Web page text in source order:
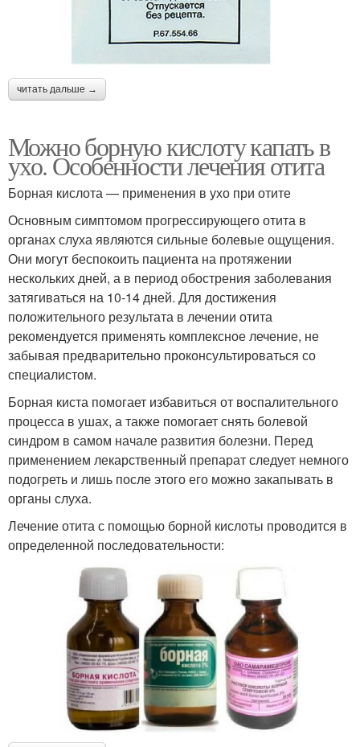
читать дальше →
Можно борную кислоту капать в
ухо. Особенности лечения отита
Борная кислота — применения в ухо при отите
Основным симптомом прогрессирующего отита в
органах слуха являются сильные болевые ощущения.
Они могут беспокоить пациента на протяжении
нескольких дней, а в период обострения заболевания
затягиваться на 10-14 дней. Для достижения
положительного результата в лечении отита
рекомендуется применять комплексное лечение, не
забывая предварительно проконсультироваться со
специалистом.
Борная киста помогает избавиться от воспалительного
процесса в ушах, а также помогает снять болевой
синдром в самом начале развития болезни. Перед
применением лекарственный препарат следует немного
подогреть и лишь после этого его можно закапывать в
органы слуха.
Лечение отита с помощью борной кислоты проводится в
определенной последовательности: